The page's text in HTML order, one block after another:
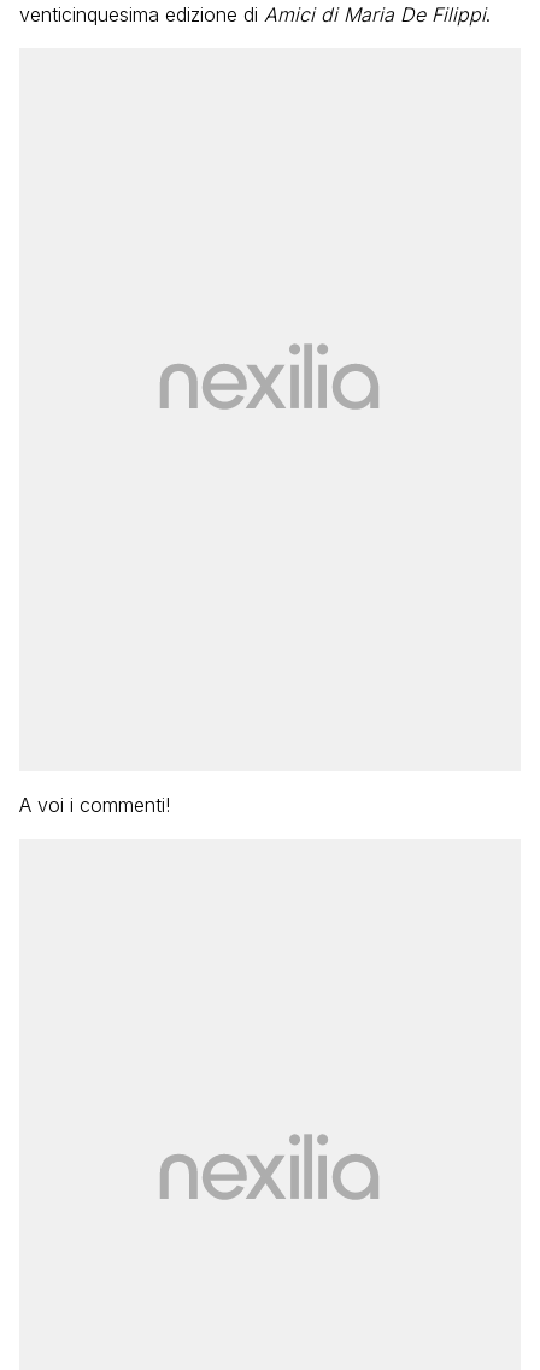
venticinquesima edizione di Amici di Maria De Filippi.
A voi i commenti!